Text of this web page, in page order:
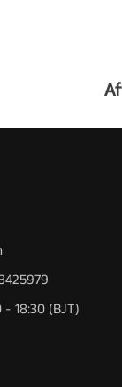
18:30 (BJT)